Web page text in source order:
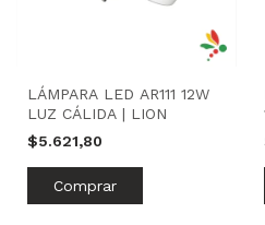
LÁMPARA LED AR111 12W
LUZ CÁLIDA | LION
$5.621,80